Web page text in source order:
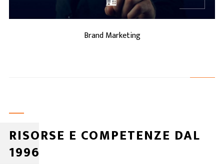
Brand Marketing
RISORSE E COMPETENZE DAL
1996